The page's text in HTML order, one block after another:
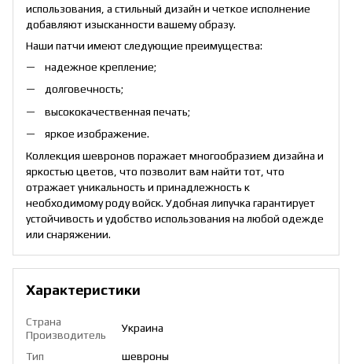
использования, а стильный дизайн и четкое исполнение
добавляют изысканности вашему образу.
Наши патчи имеют следующие преимущества:
надежное крепление;
долговечность;
высококачественная печать;
яркое изображение.
Коллекция шевронов поражает многообразием дизайна и
яркостью цветов, что позволит вам найти тот, что
отражает уникальность и принадлежность к
необходимому роду войск. Удобная липучка гарантирует
устойчивость и удобство использования на любой одежде
или снаряжении.
Характеристики
Страна
Производитель
Украина
Тип
шевроны